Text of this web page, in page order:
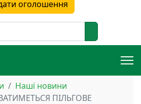
оголошення
Наші новини
ПІЛЬГОВЕ